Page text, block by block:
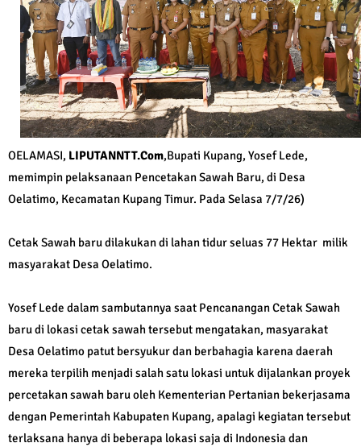
OELAMASI, LIPUTANNTT.Com,Bupati Kupang, Yosef Lede,
memimpin pelaksanaan Pencetakan Sawah Baru, di Desa
Oelatimo, Kecamatan Kupang Timur. Pada Selasa 7/7/26)
Cetak Sawah baru dilakukan di lahan tidur seluas 77 Hektar milik
masyarakat Desa Oelatimo.
Yosef Lede dalam sambutannya saat Pencanangan Cetak Sawah
baru di lokasi cetak sawah tersebut mengatakan, masyarakat
Desa Oelatimo patut bersyukur dan berbahagia karena daerah
mereka terpilih menjadi salah satu lokasi untuk dijalankan proyek
percetakan sawah baru oleh Kementerian Pertanian bekerjasama
dengan Pemerintah Kabupaten Kupang, apalagi kegiatan tersebut
terlaksana hanya di beberapa lokasi saja di Indonesia dan